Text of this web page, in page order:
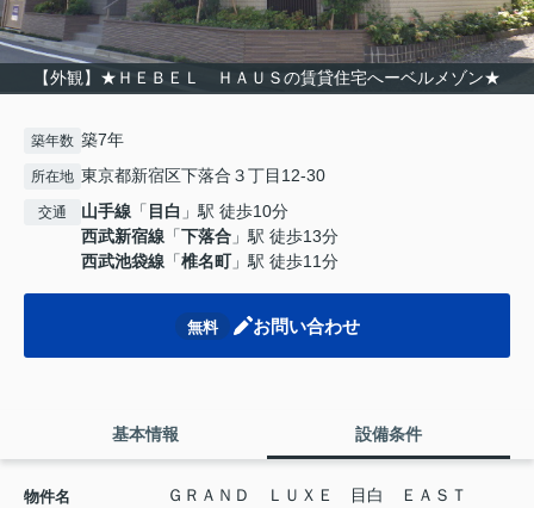
【外観】★ＨＥＢＥＬ ＨＡＵＳの賃貸住宅へーベルメゾン★
築年数 築7年
所在地 東京都新宿区下落合３丁目12-30
交通 山手線 「 目白 」駅 徒歩10分
西武新宿線 「下落合 」駅 徒歩13分
西武池袋線 「椎名町」駅 徒歩11分
無料 お問い合わせ
基本情報 設備条件
物件名 ＧＲＡＮＤ ＬＵＸＥ 目白 ＥＡＳＴ